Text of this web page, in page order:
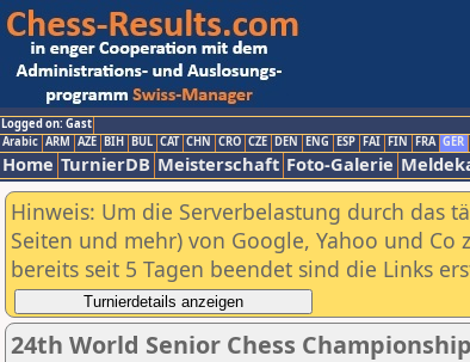
Logged on: Gast
Arabic ARM AZE BIH BUL CAT CHN CRO CZE DEN ENG ESP FAI FIN FRA GER
Home TurnierDB Meisterschaft Foto-Galerie
Hinweis: Um die Serverbelastung durch das
Seiten und mehr) von Google, Yahoo und
bereits seit 5 Tagen beendet sind die Links
24th World Senior Chess